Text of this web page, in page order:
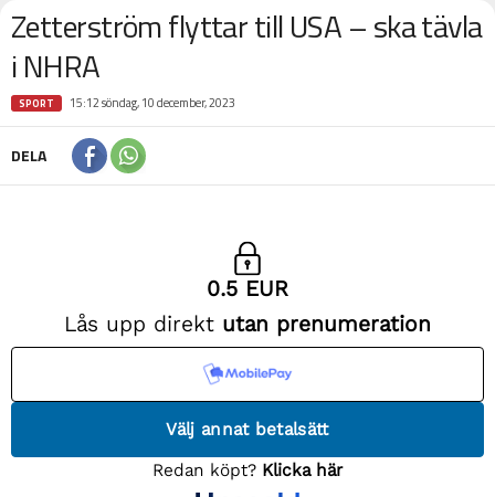
Zetterström flyttar till USA – ska tävla
i NHRA
SPORT 15:12 söndag, 10 december, 2023
DELA